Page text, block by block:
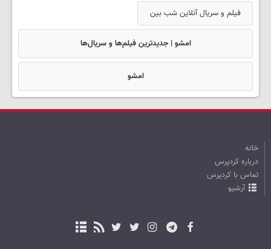
فیلم و سریال آنلاین شب بین
امشو | جدیدترین فیلم‌ها و سریال‌ها
امشو
خانه
درباره کردپرس
تماس با کردپرس
آرشیو